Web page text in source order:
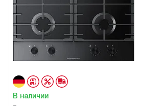
В наличии